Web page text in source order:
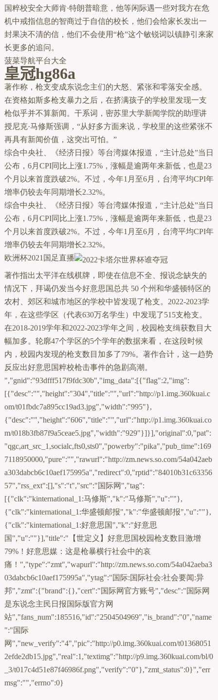
国粹校安全大师肯·特朗普暗意，他等闲际遇一些对我方在危
机中戒指信息的智商过于自信的校长，他们会给家长发出一
封果决不清的信，他们不会使用“枪”这个敏锐词以镇静引来家
长更多的追问。
菠菜导航平台大全
皇冠hg86a
著作称，枪支变成东说念主们的大怒、紧张和零落安全感。
在资格如斯多枪支暴力之后，在挤满孩子的学校里发现一支
枪似乎并不算新闻。干系词，密苏里大学新闻学院的助理讲
授尼克·马修斯强调，“从好多方面来说，学校里的这些紧张不
再具有新闻价值，这突出可怕。”
综合中央社、《经济日报》等台湾媒体报道，“主计总处”当日
公布，6月CPI同比上涨1.75%，涨幅是逾两年来新低，也是23
个月以来首度跌破2%。不过，今年1月至6月，台湾平均CPI年
增率仍较去年同期增长2.32%。
综合中央社、《经济日报》等台湾媒体报道，“主计总处”当日
公布，6月CPI同比上涨1.75%，涨幅是逾两年来新低，也是23
个月以来首度跌破2%。不过，今年1月至6月，台湾平均CPI年
增率仍较去年同期增长2.32%。
欧洲杯2021国足直播
著作指出太平洋在线棋牌，即使在信息不全、报说念缺失的
情况下，拜谒仍发当今好意思国总共 50 个州和华盛顿特区的
农村、郊区和城市地区的学校中皆发现了枪支。2022-2023学
年，在这些学区（代表630万名学生）中发现了515支枪支。
在2018-2019学年和2022-2023学年之间，校园枪支缉获数目大
幅加多。轮廓47个学区的5个学年的数据来看，在这段时候
内，校园内发现的枪支数目加多了79%。著作合计，这一趋势
反应出好意思国粹校枪击事件的急剧高潮。
","gnid":"93dfff517f9fdc30b","img_data":[{"flag":2,"img":
[{"desc":"","height":"304","title":"","url":"http://p1.img.360kuai.c
om/t01fbdc7a895cc19ad3.jpg","width":"995"},
{"desc":"","height":"606","title":"","url":"http://p1.img.360kuai.co
m/t018b3fb87f9a5ceae5.jpg","width":"929"}]}],"original":0,"pat":
"qgc,art_src_1,socialc,fts0,sts0","powerby":"pika","pub_time":169
7118950000,"pure":"","rawurl":"http://zm.news.so.com/54a042aeb
a303dabcb6c10aef175995a","redirect":0,"rptid":"84010b31c63356
57","rss_ext":[],"s":"t","src":"国际网","tag":
[{"clk":"kinternational_1:马修斯","k":"马修斯","u":""},
{"clk":"kinternational_1:华盛顿邮报","k":"华盛顿邮报","u":""},
{"clk":"kinternational_1:好意思国","k":"好意思
国","u":""}],"title":"【世定义】好意思国校园枪支数目激增
79%！好意思媒：这是枪暴横行社会中的哀
痛！","type":"zmt","wapurl":"http://zm.news.so.com/54a042aeba3
03dabcb6c10aef175995a","ytag":"国际:国际社会:社会要闻:异
邦","zmt":{"brand":{},"cert":"国际网官方账号","desc":"国际网
是东说念主民日报国际版官方网
站","fans_num":185516,"id":"2504504969","is_brand":"0","name
":"国际
网","new_verify":"4","pic":"http://p0.img.360kuai.com/t01368051
2efde2db15.jpg","real":1,"textimg":"http://p9.img.360kuai.com/bl/0
_3/t017c4d51e87f46986f.png","verify":"0"},"zmt_status":0}","err
msg":"","errno":0}